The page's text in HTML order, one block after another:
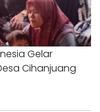
Gelar
Cihanjuang